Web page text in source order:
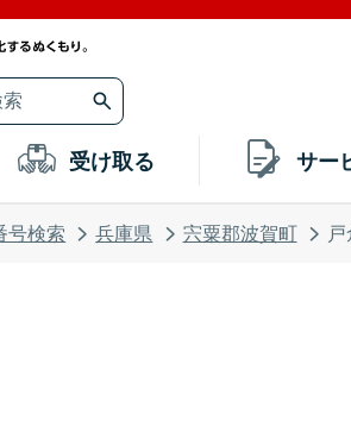
受け取る サー
号検索 兵庫県 宍粟郡波賀町